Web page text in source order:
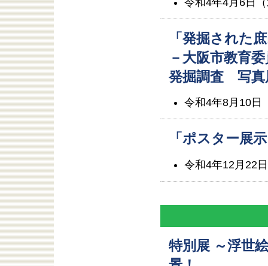
令和4年4月6日
「発掘された
－大阪市教育
発掘調査 写真
令和4年8月10日
「ポスター展
令和4年12月22
特別展 ～浮世